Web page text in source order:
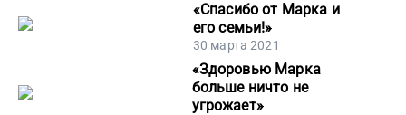
«Спасибо от Марка и
его семьи!»
30 марта 2021
«Здоровью Марка
больше ничто не
угрожает»